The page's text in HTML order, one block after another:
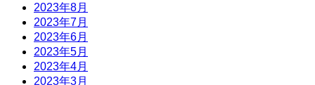
2023年8月
2023年7月
2023年6月
2023年5月
2023年4月
2023年3月